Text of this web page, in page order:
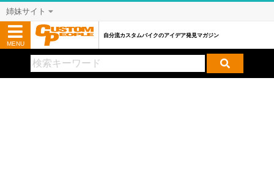
姉妹サイト
MENU
自分流カスタムバイクのアイデア発見マガジン